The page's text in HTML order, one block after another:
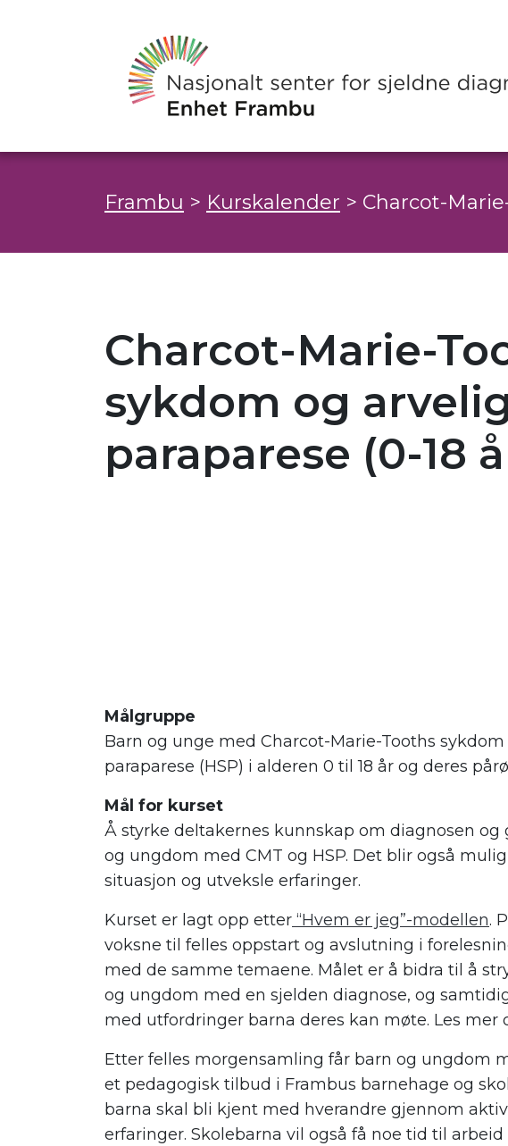
Frambu > Kurskalender > Charcot-
Charcot-Marie-
sykdom og
paraparese (0-18
Målgruppe
Barn og unge med Charcot-Marie-Tooths
paraparese (HSP) i alderen 0 til 18 år og deres
Mål for kurset
Å styrke deltakernes kunnskap om diagnosen
og ungdom med CMT og HSP. Det blir også
situasjon og utveksle erfaringer.
Kurset er lagt opp etter “Hvem er jeg”-modellen.
voksne til felles oppstart og avslutning i
med de samme temaene. Målet er å bidra til å
og ungdom med en sjelden diagnose, og
med utfordringer barna deres kan møte. Les mer
Etter felles morgensamling får barn og ungdom
et pedagogisk tilbud i Frambus barnehage og
barna skal bli kjent med hverandre gjennom
erfaringer. Skolebarna vil også få noe tid til